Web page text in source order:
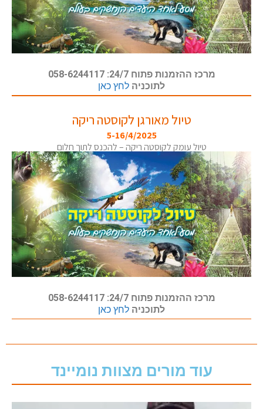
מרכז ההזמנות פתוח 24/7: 058-6244117
לתוכניה לחץ כאן
טיול מאורגן לקוסטה ריקה
5-16/4/2025
טיול עומק לקוסטה ריקה – להכנס לתוך חלום
מרכז ההזמנות פתוח 24/7: 058-6244117
לתוכניה לחץ כאן
עוד מורים מצוות נומיינד